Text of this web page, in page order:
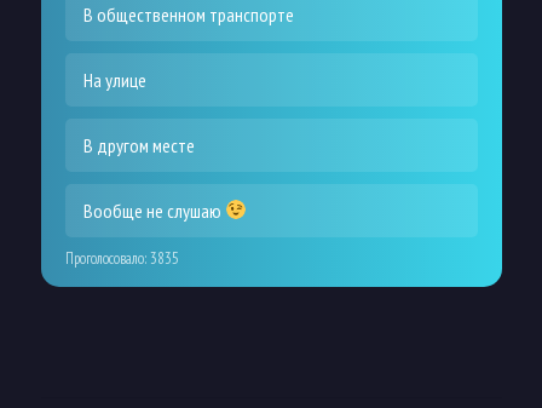
В общественном транспорте
На улице
В другом месте
Вообще не слушаю
Проголосовало:3835